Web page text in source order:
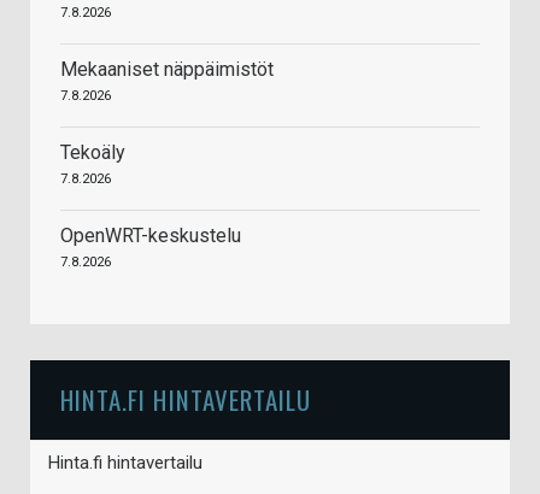
7.8.2026
Mekaaniset näppäimistöt
7.8.2026
Tekoäly
7.8.2026
OpenWRT-keskustelu
7.8.2026
HINTA.FI HINTAVERTAILU
Hinta.fi hintavertailu